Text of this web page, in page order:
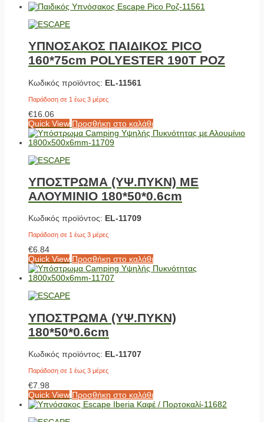
ΥΠΝΟΣΑΚΟΣ ΠΑΙΔΙΚΟΣ PICO
160*75cm POLYESTER 190T ΡΟΖ
Κωδικός προϊόντος: EL-11561
Παράδοση σε 1 έως 3 μέρες
€16.06
Quick View Προσθήκη στο καλάθι
ΥΠΟΣΤΡΩΜΑ (ΥΨ.ΠΥΚΝ) ΜΕ
ΑΛΟΥΜΙΝΙΟ 180*50*0.6cm
Κωδικός προϊόντος: EL-11709
Παράδοση σε 1 έως 3 μέρες
€6.84
Quick View Προσθήκη στο καλάθι
ΥΠΟΣΤΡΩΜΑ (ΥΨ.ΠΥΚΝ)
180*50*0.6cm
Κωδικός προϊόντος: EL-11707
Παράδοση σε 1 έως 3 μέρες
€7.98
Quick View Προσθήκη στο καλάθι